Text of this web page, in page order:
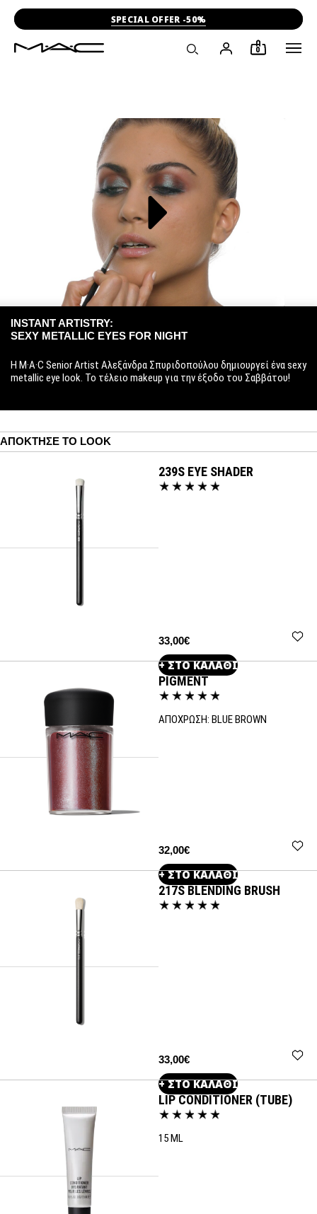
SPECIAL OFFER -50%
0
INSTANT ARTISTRY:
SEXY METALLIC EYES FOR NIGHT
H M·A·C Senior Artist Αλεξάνδρα Σπυριδοπούλου δημιουργεί ένα sexy
metallic eye look. Το τέλειο makeup για την έξοδο του Σαββάτου!
ΑΠΌΚΤΗΣΕ ΤΟ LOOK
239S EYE SHADER
33,00€
+ ΣΤΟ ΚΑΛΑΘΙ
PIGMENT
ΑΠΟΧΡΩΣΗ: BLUE BROWN
32,00€
+ ΣΤΟ ΚΑΛΑΘΙ
217S BLENDING BRUSH
33,00€
+ ΣΤΟ ΚΑΛΑΘΙ
LIP CONDITIONER (TUBE)
15 ML